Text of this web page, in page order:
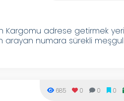
Kargomu adrese getirmek
arayan numara sürekli
685 0 0 0